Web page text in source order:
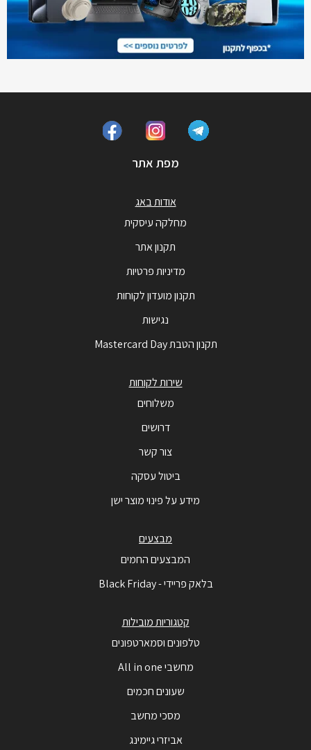
מפת אתר
אודות באג
מחלקה עיסקית
תקנון אתר
מדיניות פרטיות
תקנון מועדון לקוחות
נגישות
תקנון הטבת Mastercard Day
שירות לקוחות
משלוחים
דרושים
צור קשר
ביטול עסקה
מידע על פינוי מוצר ישן
מבצעים
המבצעים החמים
בלאק פריידי - Black Friday
קטגוריות מובילות
טלפונים וסמארטפונים
מחשבי All in one
שעונים חכמים
מסכי מחשב
אביזרי גיימינג